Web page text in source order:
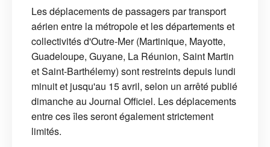
Les déplacements de passagers par transport
aérien entre la métropole et les départements et
collectivités d'Outre-Mer (Martinique, Mayotte,
Guadeloupe, Guyane, La Réunion, Saint Martin
et Saint-Barthélemy) sont restreints depuis lundi
minuit et jusqu'au 15 avril, selon un arrêté publié
dimanche au Journal Officiel. Les déplacements
entre ces îles seront également strictement
limités.